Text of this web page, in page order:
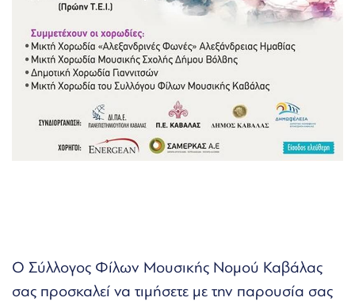
Ο Σύλλογος Φίλων Μουσικής Νομού Καβάλας
σας προσκαλεί να τιμήσετε με την παρουσία σας